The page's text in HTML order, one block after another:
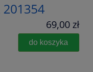
201354
69,00 zł
do koszyka